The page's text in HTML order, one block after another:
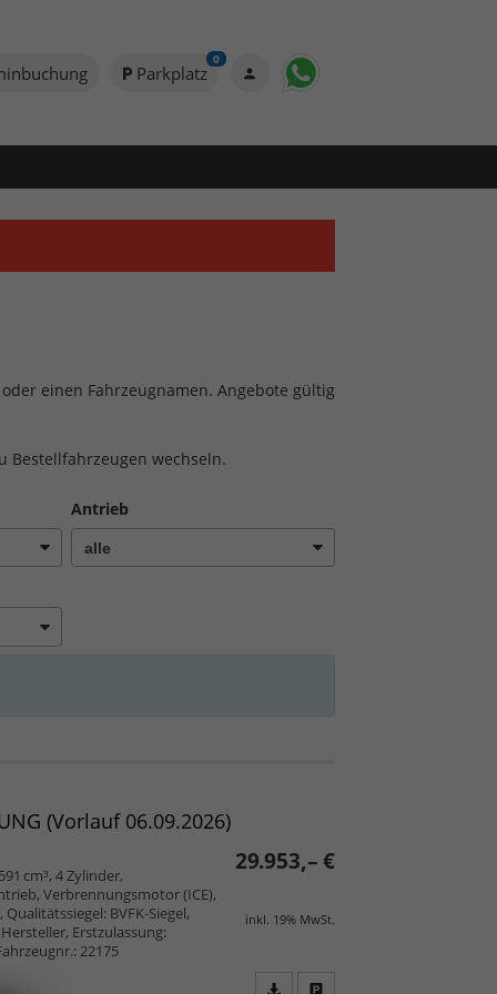
Parkplatz
0
einen Fahrzeugnamen. Angebote gültig
Bestellfahrzeugen wechseln.
Antrieb
(Vorlauf 06.09.2026)
29.953,– €
inkl. 19% MwSt.
cm³, 4 Zylinder,
Verbrennungsmotor (ICE),
BVFK-Siegel,
Erstzulassung:
22175